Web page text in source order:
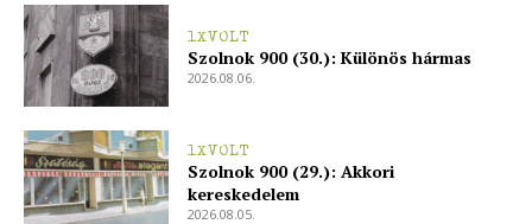
1XVOLT
Szolnok 900 (30.): Különös hármas
2026.08.06.
1XVOLT
Szolnok 900 (29.): Akkori
kereskedelem
2026.08.05.